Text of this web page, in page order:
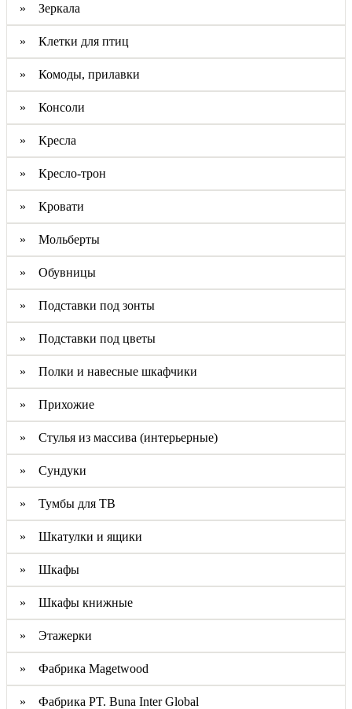
» Зеркала
» Клетки для птиц
» Комоды, прилавки
» Консоли
» Кресла
» Кресло-трон
» Кровати
» Мольберты
» Обувницы
» Подставки под зонты
» Подставки под цветы
» Полки и навесные шкафчики
» Прихожие
» Стулья из массива (интерьерные)
» Сундуки
» Тумбы для ТВ
» Шкатулки и ящики
» Шкафы
» Шкафы книжные
» Этажерки
» Фабрика Magetwood
» Фабрика PT. Buna Inter Global